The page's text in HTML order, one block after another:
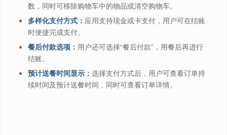
数，同时可移除购物车中的物品或清空购物车。
多样化支付方式： 应用支持现金或卡支付，用户可在结账
时便捷完成支付。
餐后付款选项： 用户还可选择“餐后付款”，用餐后再进行
结账。
预计送餐时间显示： 选择支付方式后，用户可查看订单持
续时间及预计送餐时间，同时可查看订单详情。